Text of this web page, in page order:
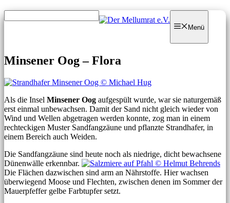
Zum
Inhalt
Zum
Inhalt
Menü
Minsener Oog – Flora
Als die Insel Minsener Oog aufgespült wurde, war sie naturgemäß
erst einmal unbewachsen. Damit der Sand nicht gleich wieder von
Wind und Wellen abgetragen werden konnte, zog man in einem
rechteckigen Muster Sandfangzäune und pflanzte Strandhafer, in
einem Bereich auch Weiden.
Die Sandfangzäune sind heute noch als niedrige, dicht bewachsene
Dünenwälle erkennbar.
Die Flächen dazwischen sind arm an Nährstoffe. Hier wachsen
überwiegend Moose und Flechten, zwischen denen im Sommer der
Mauerpfeffer gelbe Farbtupfer setzt.